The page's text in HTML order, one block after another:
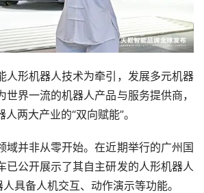
人形机器人技术为牵引，发展多元机器
世界一流的机器人产品与服务提供商，
两大产业的“双向赋能”。
域并非从零开始。在近期举行的广州国
已公开展示了其自主研发的人形机器人
具备人机交互、动作演示等功能。